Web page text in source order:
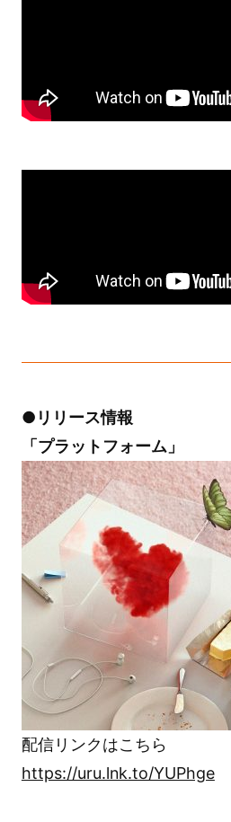
●リリース情報
「プラットフォーム」
配信リンクはこちら
https://uru.lnk.to/YUPhge